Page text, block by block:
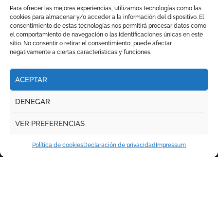
Para ofrecer las mejores experiencias, utilizamos tecnologías como las
cookies para almacenar y/o acceder a la información del dispositivo. El
consentimiento de estas tecnologías nos permitirá procesar datos como
el comportamiento de navegación o las identificaciones únicas en este
sitio. No consentir o retirar el consentimiento, puede afectar
negativamente a ciertas características y funciones.
ACEPTAR
DENEGAR
VER PREFERENCIAS
Política de cookiesDeclaración de privacidad Impressum
orejas